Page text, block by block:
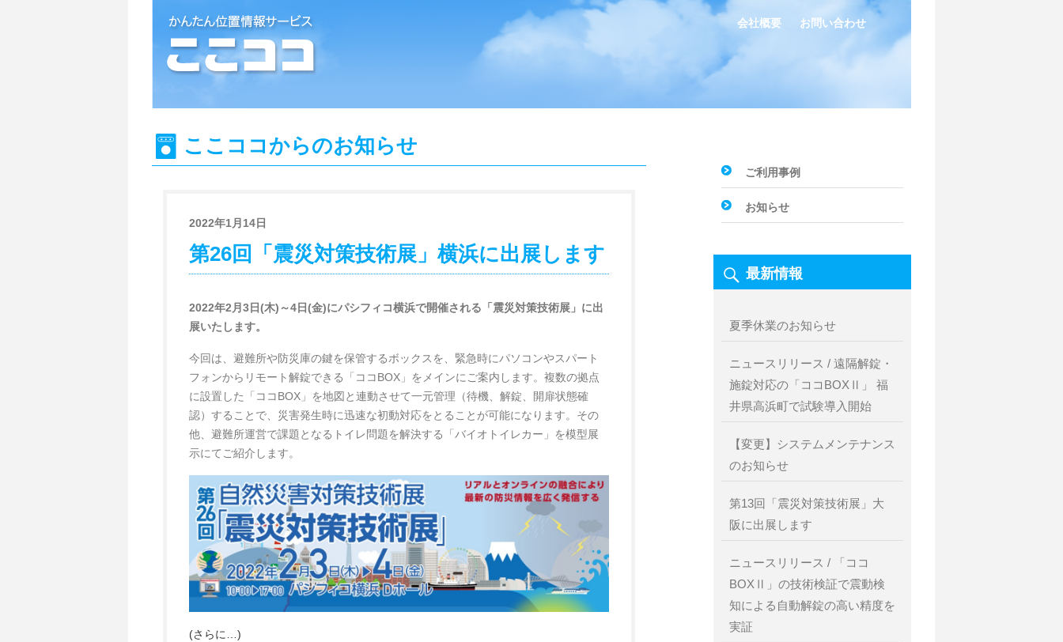
会社概要 お問い合わせ
ここココからのお知らせ
2022年1月14日
第26回「震災対策技術展」横浜に出展します
2022年2月3日(木)～4日(金)にパシフィコ横浜で開催される「震災対策技術展」に出
展いたします。
今回は、避難所や防災庫の鍵を保管するボックスを、緊急時にパソコンやスパート
フォンからリモート解錠できる「ココBOX」をメインにご案内します。複数の拠点
に設置した「ココBOX」を地図と連動させて⼀元管理（待機、解錠、開扉状態確
認）することで、災害発生時に迅速な初動対応をとることが可能になります。その
他、避難所運営で課題となるトイレ問題を解決する「バイオトイレカー」を模型展
示にてご紹介します。
(さらに…)
ご利用事例
お知らせ
最新情報
夏季休業のお知らせ
ニュースリリース / 遠隔解錠・
施錠対応の「ココBOXⅡ」 福
井県高浜町で試験導入開始
【変更】システムメンテナンス
のお知らせ
第13回「震災対策技術展」大
阪に出展します
ニュースリリース / 「ココ
BOXⅡ」の技術検証で震動検
知による自動解錠の高い精度を
実証